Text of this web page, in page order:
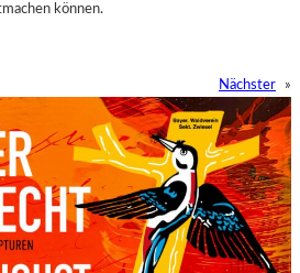
können.
Nächster »